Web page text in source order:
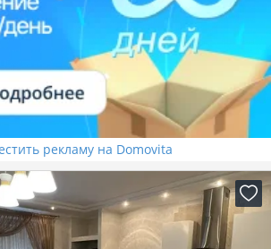
рекламу на Domovita